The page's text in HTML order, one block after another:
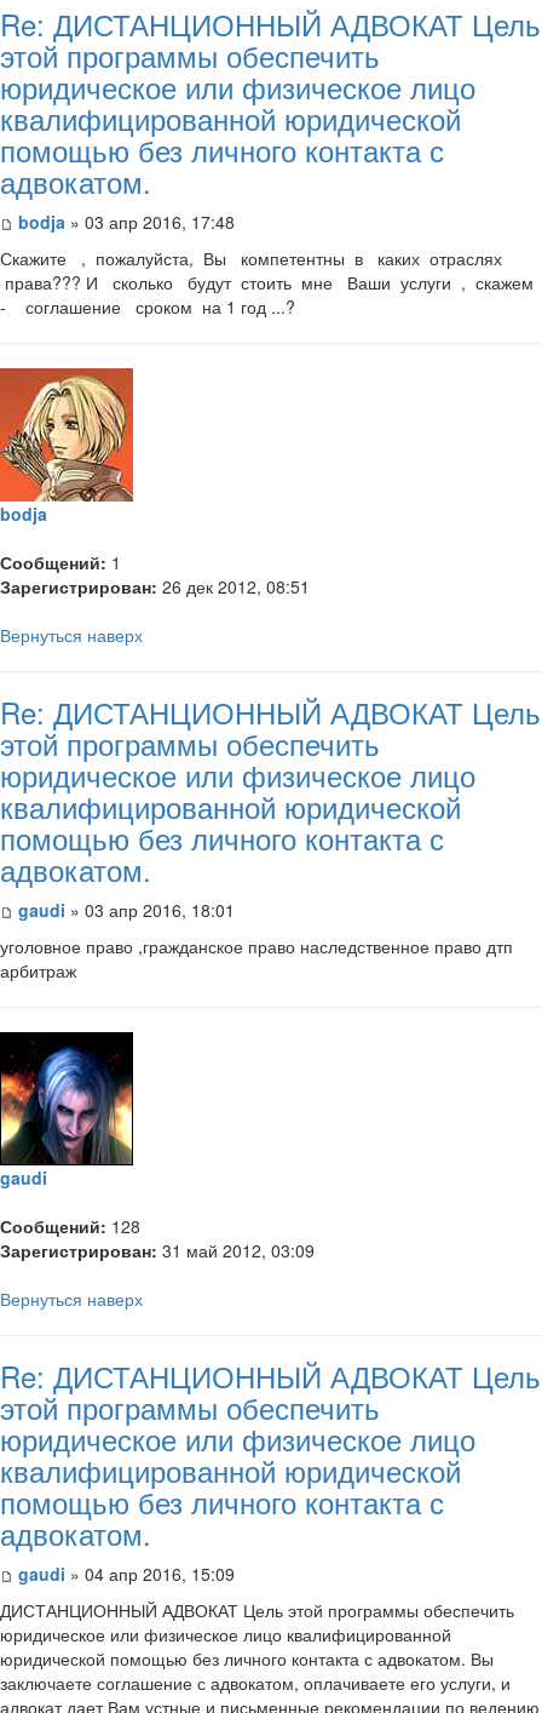
Re: ДИСТАНЦИОННЫЙ АДВОКАТ Цель
этой программы обеспечить
юридическое или физическое лицо
квалифицированной юридической
помощью без личного контакта с
адвокатом.
bodja » 03 апр 2016, 17:48
Скажите , пожалуйста, Вы компетентны в каких отраслях
права??? И сколько будут стоить мне Ваши услуги , скажем
- соглашение сроком на 1 год ...?
bodja
Сообщений: 1
Зарегистрирован: 26 дек 2012, 08:51
Вернуться наверх
Re: ДИСТАНЦИОННЫЙ АДВОКАТ Цель
этой программы обеспечить
юридическое или физическое лицо
квалифицированной юридической
помощью без личного контакта с
адвокатом.
gaudi » 03 апр 2016, 18:01
уголовное право ,гражданское право наследственное право дтп
арбитраж
gaudi
Сообщений: 128
Зарегистрирован: 31 май 2012, 03:09
Вернуться наверх
Re: ДИСТАНЦИОННЫЙ АДВОКАТ Цель
этой программы обеспечить
юридическое или физическое лицо
квалифицированной юридической
помощью без личного контакта с
адвокатом.
gaudi » 04 апр 2016, 15:09
ДИСТАНЦИОННЫЙ АДВОКАТ Цель этой программы обеспечить
юридическое или физическое лицо квалифицированной
юридической помощью без личного контакта с адвокатом. Вы
заключаете соглашение с адвокатом, оплачиваете его услуги, и
адвокат дает Вам устные и письменные рекомендации по ведению